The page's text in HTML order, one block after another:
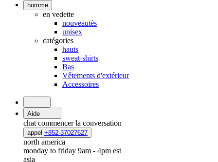
homme
en vedette
nouveautés
unisex
catégories
hauts
sweat-shirts
Bas
Vêtements d'extérieur
Accessoires
Aide
chat commencer la conversation
appel +852-37027627
north america
monday to friday 9am - 4pm est
asia